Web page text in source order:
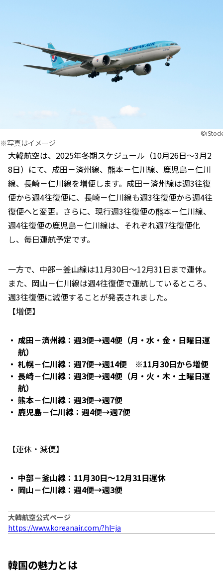
©︎iStock
※写真はイメージ
大韓航空は、2025年冬期スケジュール（10月26日～3月2
8日）にて、成田－済州線、熊本－仁川線、鹿児島－仁川
線、長崎－仁川線を増便します。成田－済州線は週3往復
便から週4往復便に、長崎－仁川線も週3往復便から週4往
復便へと変更。さらに、現行週3往復便の熊本－仁川線、
週4往復便の鹿児島－仁川線は、それぞれ週7往復便化
し、毎日運航予定です。
一方で、中部－釜山線は11月30日～12月31日まで運休。
また、岡山－仁川線は週4往復便で運航しているところ、
週3往復便に減便することが発表されました。
【増便】
成田－済州線：週3便→週4便（月・水・金・日曜日運
航）
札幌－仁川線：週7便→週14便 ※11月30日から増便
長崎－仁川線：週3便→週4便（月・火・木・土曜日運
航）
熊本－仁川線：週3便→週7便
鹿児島－仁川線：週4便→週7便
【運休・減便】
中部－釜山線：11月30日～12月31日運休
岡山－仁川線：週4便→週3便
大韓航空公式ページ
https://www.koreanair.com/?hl=ja
韓国の魅力とは